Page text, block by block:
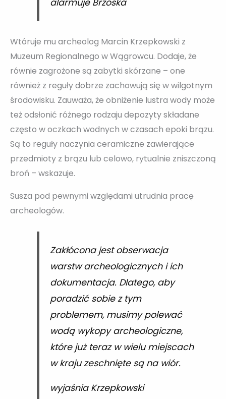
Wtóruje mu archeolog Marcin Krzepkowski z
Muzeum Regionalnego w Wągrowcu. Dodaje, że
równie zagrożone są zabytki skórzane – one
również z reguły dobrze zachowują się w wilgotnym
środowisku. Zauważa, że obniżenie lustra wody może
też odsłonić różnego rodzaju depozyty składane
często w oczkach wodnych w czasach epoki brązu.
Są to reguły naczynia ceramiczne zawierające
przedmioty z brązu lub celowo, rytualnie zniszczoną
broń – wskazuje.
Susza pod pewnymi względami utrudnia pracę
archeologów.
Zakłócona jest obserwacja
warstw archeologicznych i ich
dokumentacja. Dlatego, aby
poradzić sobie z tym
problemem, musimy polewać
wodą wykopy archeologiczne,
które już teraz w wielu miejscach
w kraju zeschnięte są na wiór.
wyjaśnia Krzepkowski